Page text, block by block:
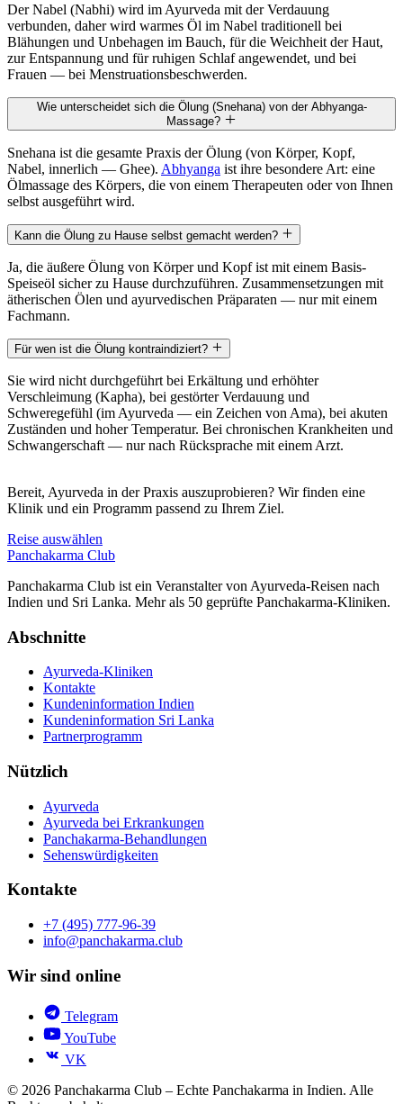
Der Nabel (Nabhi) wird im Ayurveda mit der Verdauung
verbunden, daher wird warmes Öl im Nabel traditionell bei
Blähungen und Unbehagen im Bauch, für die Weichheit der Haut,
zur Entspannung und für ruhigen Schlaf angewendet, und bei
Frauen — bei Menstruationsbeschwerden.
Wie unterscheidet sich die Ölung (Snehana) von der Abhyanga-
Massage?
Snehana ist die gesamte Praxis der Ölung (von Körper, Kopf,
Nabel, innerlich — Ghee). Abhyanga ist ihre besondere Art: eine
Ölmassage des Körpers, die von einem Therapeuten oder von Ihnen
selbst ausgeführt wird.
Kann die Ölung zu Hause selbst gemacht werden?
Ja, die äußere Ölung von Körper und Kopf ist mit einem Basis-
Speiseöl sicher zu Hause durchzuführen. Zusammensetzungen mit
ätherischen Ölen und ayurvedischen Präparaten — nur mit einem
Fachmann.
Für wen ist die Ölung kontraindiziert?
Sie wird nicht durchgeführt bei Erkältung und erhöhter
Verschleimung (Kapha), bei gestörter Verdauung und
Schweregefühl (im Ayurveda — ein Zeichen von Ama), bei akuten
Zuständen und hoher Temperatur. Bei chronischen Krankheiten und
Schwangerschaft — nur nach Rücksprache mit einem Arzt.
Bereit, Ayurveda in der Praxis auszuprobieren? Wir finden eine
Klinik und ein Programm passend zu Ihrem Ziel.
Reise auswählen
Panchakarma Club
Panchakarma Club ist ein Veranstalter von Ayurveda-Reisen nach
Indien und Sri Lanka. Mehr als 50 geprüfte Panchakarma-Kliniken.
Abschnitte
Ayurveda-Kliniken
Kontakte
Kundeninformation Indien
Kundeninformation Sri Lanka
Partnerprogramm
Nützlich
Ayurveda
Ayurveda bei Erkrankungen
Panchakarma-Behandlungen
Sehenswürdigkeiten
Kontakte
+7 (495) 777-96-39
info@panchakarma.club
Wir sind online
Telegram
YouTube
VK
© 2026 Panchakarma Club – Echte Panchakarma in Indien. Alle